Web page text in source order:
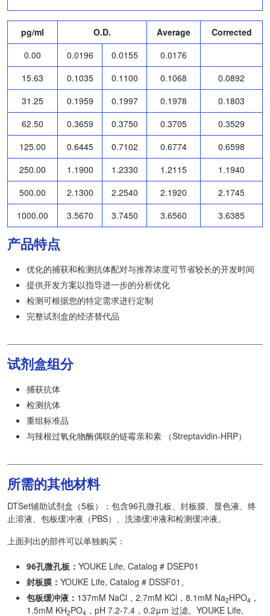
pg/ml O.D. Average
Corrected
0.00
0.0196 0.0155
0.0176
15.63
0.1035 0.1100 0.1068
0.0892
31.25
0.1959 0.1997 0.1978
0.1803
62.50
0.3659 0.3750 0.3705
0.3529
125.00
0.6445 0.7102 0.6774
0.6598
250.00
1.1900 1.2330 1.2115
1.1940
500.00
2.1300 2.2540 2.1920
2.1745
1000.00
3.5670 3.7450 3.6560 3.6385
产品特点
优化的捕获和检测抗体配对与推荐浓度可节省较长的开发时间
提供开发方案以指导进一步的分析优化
检测可根据您的特定需求进行定制
完整试剂盒的经济替代品
试剂盒组分
捕获抗体
检测抗体
重组标准品
与辣根过氧化物酶偶联的链霉亲和素 （Streptavidin-HRP）
所需的其他材料
DTSet辅助试剂盒（5板）：包含96孔微孔板、封板膜、显色液、终
止溶液、包板缓冲液（PBS）、洗涤缓冲液和检测缓冲液。
上面列出的部件可以单独购买：
96孔微孔板： YOUKE Life, Catalog # DSEP01
封板膜： YOUKE Life, Catalog # DSSF01。
包板缓冲液： 137mM NaCl，2.7mM KCl，8.1mM Na2HPO4 ，
1.5mM KH2PO4 ，pH 7.2-7.4，0.2μm 过滤。YOUKE Life,